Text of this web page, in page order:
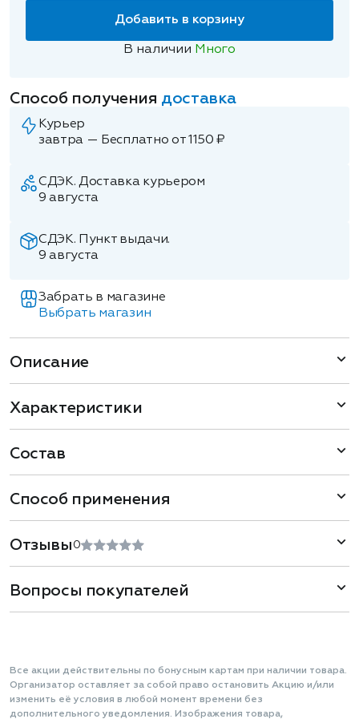
Добавить в корзину
В наличии Много
Способ получения доставка
Курьер
завтра — Бесплатно от 1150 ₽
СДЭК. Доставка курьером
9 августа
СДЭК. Пункт выдачи.
9 августа
Забрать в магазине
Выбрать магазин
Описание
Характеристики
Состав
Способ применения
Отзывы 0
Вопросы покупателей
Все акции действительны по бонусным картам при наличии товара.
Организатор оставляет за собой право остановить Акцию и/или
изменить её условия в любой момент времени без
дополнительного уведомления. Изображения товара,